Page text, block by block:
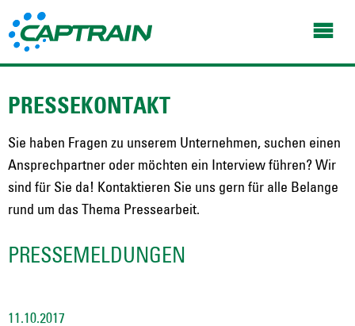
PRESSEKONTAKT
Sie haben Fragen zu unserem Unternehmen, suchen einen
Ansprechpartner oder möchten ein Interview führen? Wir
sind für Sie da! Kontaktieren Sie uns gern für alle Belange
rund um das Thema Pressearbeit.
PRESSEMELDUNGEN
11.10.2017